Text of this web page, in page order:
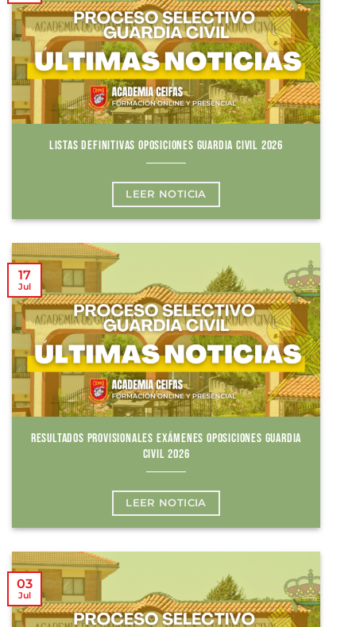
LISTAS DEFINITIVAS OPOSICIONES GUARDIA CIVIL 2026
LEER NOTICIA
RESULTADOS PROVISIONALES EXÁMENES OPOSICIONES GUARDIA
CIVIL 2026
LEER NOTICIA
17
Jul
03
Jul